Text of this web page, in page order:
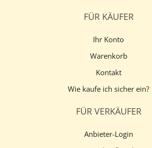
FÜR KÄUFER
Ihr Konto
Warenkorb
Kontakt
Wie kaufe ich sicher ein?
FÜR VERKÄUFER
Anbieter-Login